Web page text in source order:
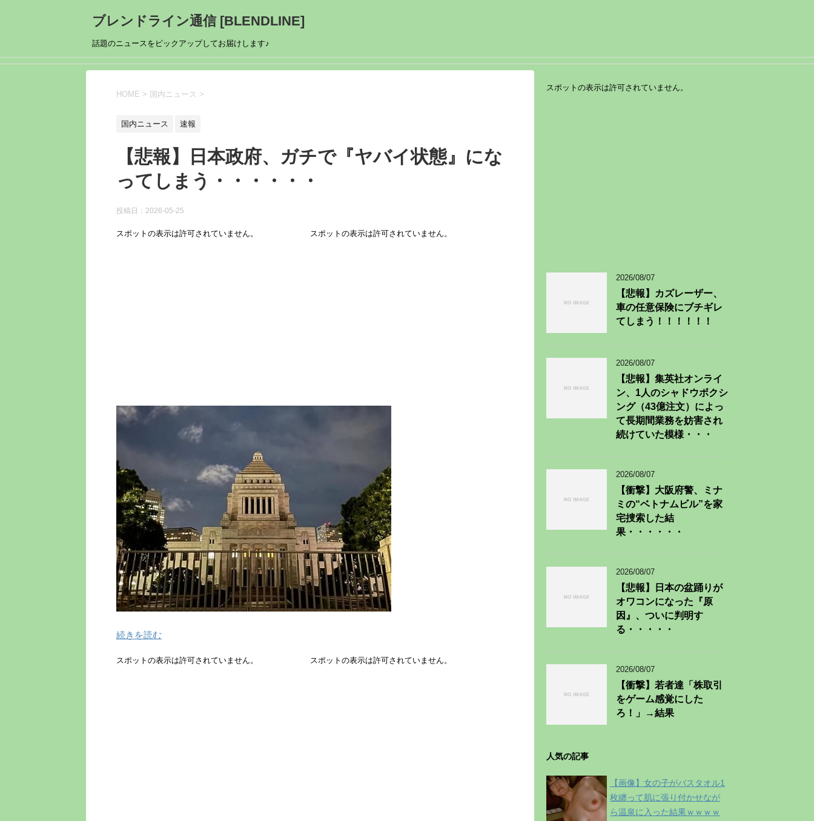
ブレンドライン通信 [BLENDLINE]
話題のニュースをピックアップしてお届けします♪
HOME > 国内ニュース >
国内ニュース 速報
【悲報】日本政府、ガチで『ヤバイ状態』にな
ってしまう・・・・・・
投稿日： 2026-05-25
続きを読む
2026/08/07
【悲報】カズレーザー、
車の任意保険にブチギレ
てしまう！！！！！！
2026/08/07
【悲報】集英社オンライ
ン、1人のシャドウボクシ
ング（43億注文）によっ
て長期間業務を妨害され
続けていた模様・・・
2026/08/07
【衝撃】大阪府警、ミナ
ミの“ベトナムビル”を家
宅捜索した結
果・・・・・・
2026/08/07
【悲報】日本の盆踊りが
オワコンになった『原
因』、ついに判明す
る・・・・・
2026/08/07
【衝撃】若者達「株取引
をゲーム感覚にした
ろ！」→結果
人気の記事
【画像】女の子がバスタオル1
枚纏って肌に張り付かせなが
ら温泉に入った結果ｗｗｗｗ